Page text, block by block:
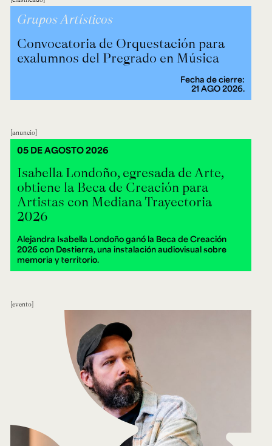
Grupos Artísticos
Convocatoria de Orquestación para
exalumnos del Pregrado en Música
Fecha de cierre:
21 AGO 2026.
anuncio
Isabella Londoño, egresada de Arte,
obtiene la Beca de Creación para
Artistas con Mediana Trayectoria
2026
Alejandra Isabella Londoño ganó la Beca de Creación
2026 con Destierra, una instalación audiovisual sobre
memoria y territorio.
05 DE AGOSTO 2026
evento